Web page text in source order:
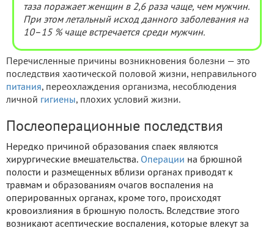
таза поражает женщин в 2,6 раза чаще, чем мужчин.
При этом летальный исход данного заболевания на
10–15 % чаще встречается среди мужчин.
Перечисленные причины возникновения болезни — это
последствия хаотической половой жизни, неправильного
питания, переохлаждения организма, несоблюдения
личной гигиены, плохих условий жизни.
Послеоперационные последствия
Нередко причиной образования спаек являются
хирургические вмешательства. Операции на брюшной
полости и размещенных вблизи органах приводят к
травмам и образованиям очагов воспаления на
оперированных органах, кроме того, происходят
кровоизлияния в брюшную полость. Вследствие этого
возникают асептические воспаления, которые влекут за